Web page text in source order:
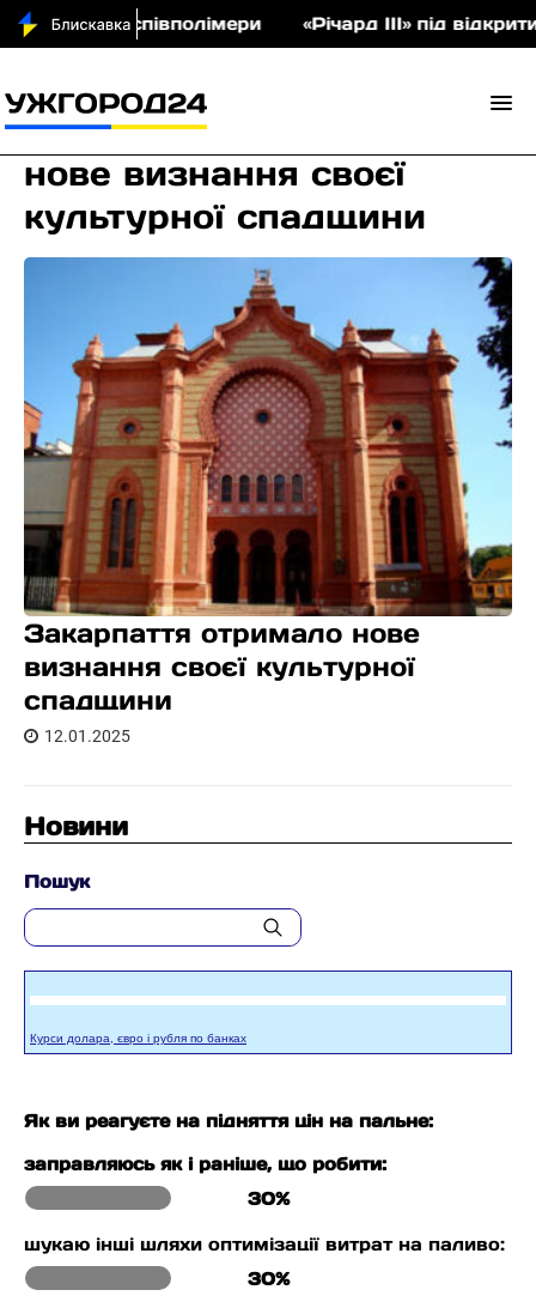
співполімери «Річард ІІІ» під
Закарпаття отримало
нове визнання своєї
культурної спадщини
Закарпаття отримало нове
визнання своєї культурної
спадщини
12.01.2025
Новини
Пошук
Курси долара, євро і рубля по банках
Як ви реагуєте на підняття цін на пальне:
заправляюсь як і раніше, що робити:
30%
шукаю інші шляхи оптимізації витрат на паливо:
30%